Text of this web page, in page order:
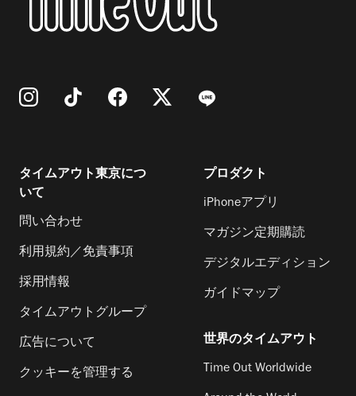
タイムアウト東京につ
いて
問い合わせ
利用規約／免責事項
採用情報
タイムアウトグループ
広告について
クッキーを管理する
プロダクト
iPhoneアプリ
マガジン定期購読
デジタルエディション
ガイドマップ
世界のタイムアウト
Time Out Worldwide